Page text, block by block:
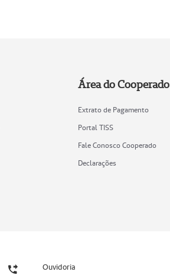
Área do Cooperado
Extrato de Pagamento
Portal TISS
Fale Conosco Cooperado
Declarações
Ouvidoria